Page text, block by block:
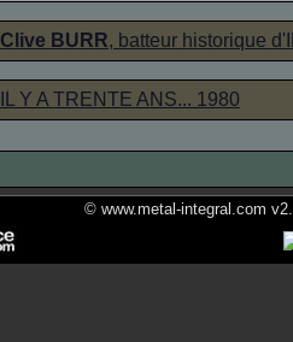
Clive BURR, batteur historique d'
IL Y A TRENTE ANS... 1980
© www.metal-integral.com